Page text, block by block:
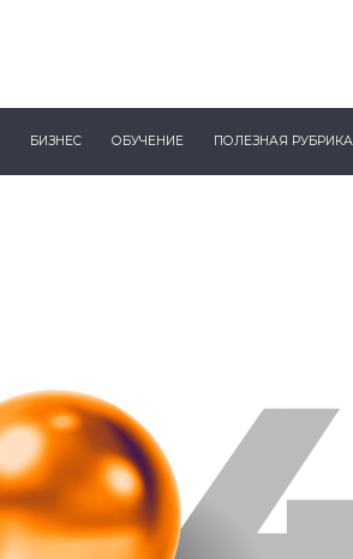
БИЗНЕС ОБУЧЕНИЕ ПОЛЕЗНАЯ РУБРИКА